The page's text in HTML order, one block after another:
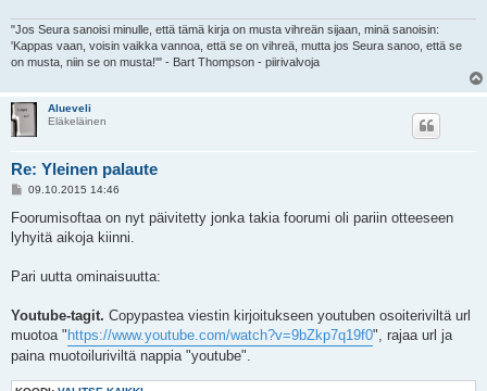
"Jos Seura sanoisi minulle, että tämä kirja on musta vihreän sijaan, minä sanoisin:
'Kappas vaan, voisin vaikka vannoa, että se on vihreä, mutta jos Seura sanoo, että se
on musta, niin se on musta!'" - Bart Thompson - piirivalvoja
Alueveli
Eläkeläinen
Re: Yleinen palaute
V
e
t
09.10.2015 14:46
Foorumisoftaa on nyt päivitetty jonka takia foorumi oli pariin otteeseen
lyhyitä aikoja kiinni.
Pari uutta ominaisuutta:
Youtube-tagit. Copypastea viestin kirjoitukseen youtuben osoiteriviltä url
muotoa " https://www.youtube.com/watch?v=9bZkp7q19f0", rajaa url ja
paina muotoiluriviltä nappia "youtube".